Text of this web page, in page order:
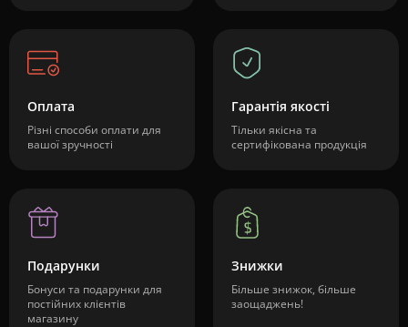
Оплата
Різні способи оплати для
вашої зручності
Гарантія якості
Тільки якісна та
сертифікована продукція
Подарунки
Бонуси та подарунки для
постійних клієнтів
магазину
Знижки
Більше знижок, більше
заощаджень!